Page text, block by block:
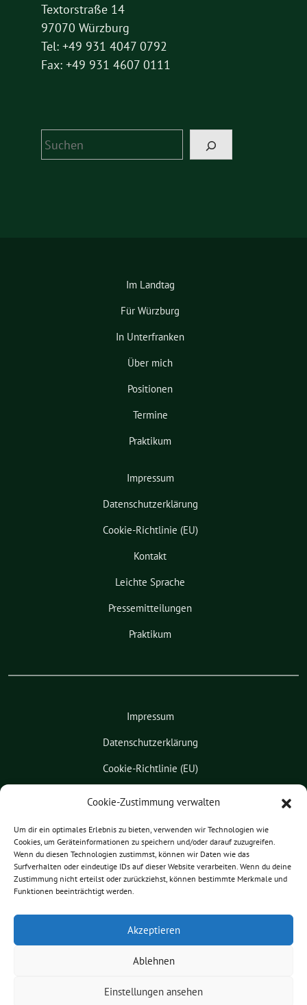
Cookie-Zustimmung verwalten
Um dir ein optimales Erlebnis zu bieten, verwenden wir Technologien wie
Cookies, um Geräteinformationen zu speichern und/oder darauf zuzugreifen.
Wenn du diesen Technologien zustimmst, können wir Daten wie das
Surfverhalten oder eindeutige IDs auf dieser Website verarbeiten. Wenn du deine
Zustimmung nicht erteilst oder zurückziehst, können bestimmte Merkmale und
Funktionen beeinträchtigt werden.
Akzeptieren
Ablehnen
Einstellungen ansehen
Textorstraße 14
97070 Würzburg
Tel: +49 931 4047 0792
Fax: +49 931 4607 0111
Suchen
Im Landtag
Für Würzburg
In Unterfranken
Über mich
Positionen
Termine
Praktikum
Impressum
Datenschutzerklärung
Cookie-Richtlinie (EU)
Kontakt
Leichte Sprache
Pressemitteilungen
Praktikum
Impressum
Datenschutzerklärung
Cookie-Richtlinie (EU)
Pressemitteilungen
Praktikum
freie grüne Theme